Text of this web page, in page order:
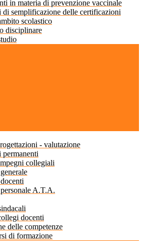
in materia di prevenzione vaccinale
di semplificazione delle certificazioni
scolastico
disciplinare
- valutazione
collegiali
A.T.A.
docenti
delle competenze
di formazione